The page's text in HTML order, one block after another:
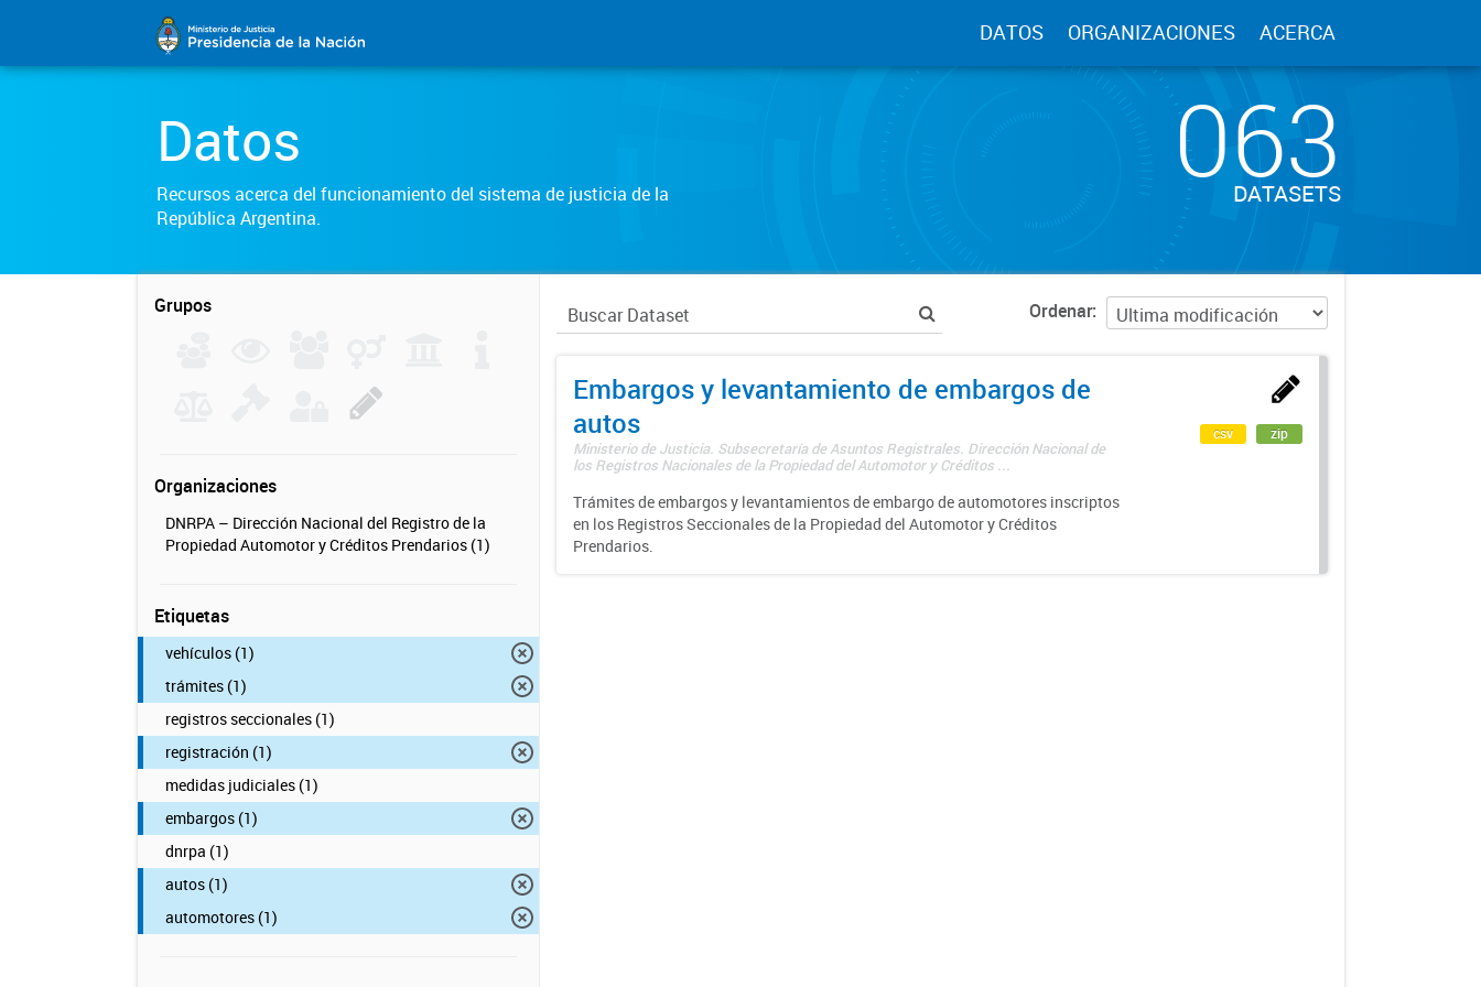
DATOS ORGANIZACIONES ACERCA
Datos
Recursos acerca del funcionamiento del sistema de justicia de la
República Argentina.
063
DATASETS
Grupos
Organizaciones
DNRPA – Dirección Nacional del Registro de la
Propiedad Automotor y Créditos Prendarios (1)
Etiquetas
vehículos (1)
trámites (1)
registros seccionales (1)
registración (1)
medidas judiciales (1)
embargos (1)
dnrpa (1)
autos (1)
automotores (1)
Ordenar
Embargos y levantamiento de embargos de
autos
Ministerio de Justicia. Subsecretaría de Asuntos Registrales. Dirección Nacional de
los Registros Nacionales de la Propiedad del Automotor y Créditos ...
Trámites de embargos y levantamientos de embargo de automotores inscriptos
en los Registros Seccionales de la Propiedad del Automotor y Créditos
Prendarios.
csv zip